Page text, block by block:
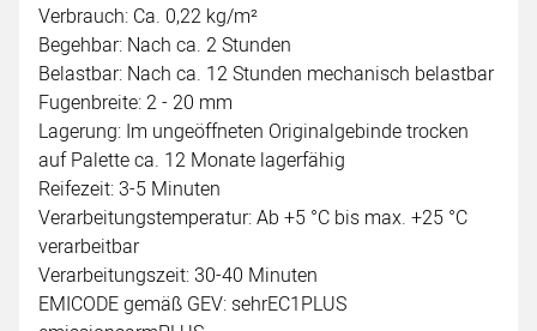
Verbrauch: Ca. 0,22 kg/m²
Begehbar: Nach ca. 2 Stunden
Belastbar: Nach ca. 12 Stunden mechanisch belastbar
Fugenbreite: 2 - 20 mm
Lagerung: Im ungeöffneten Originalgebinde trocken
auf Palette ca. 12 Monate lagerfähig
Reifezeit: 3-5 Minuten
Verarbeitungstemperatur: Ab +5 °C bis max. +25 °C
verarbeitbar
Verarbeitungszeit: 30-40 Minuten
EMICODE gemäß GEV: sehrEC1PLUS